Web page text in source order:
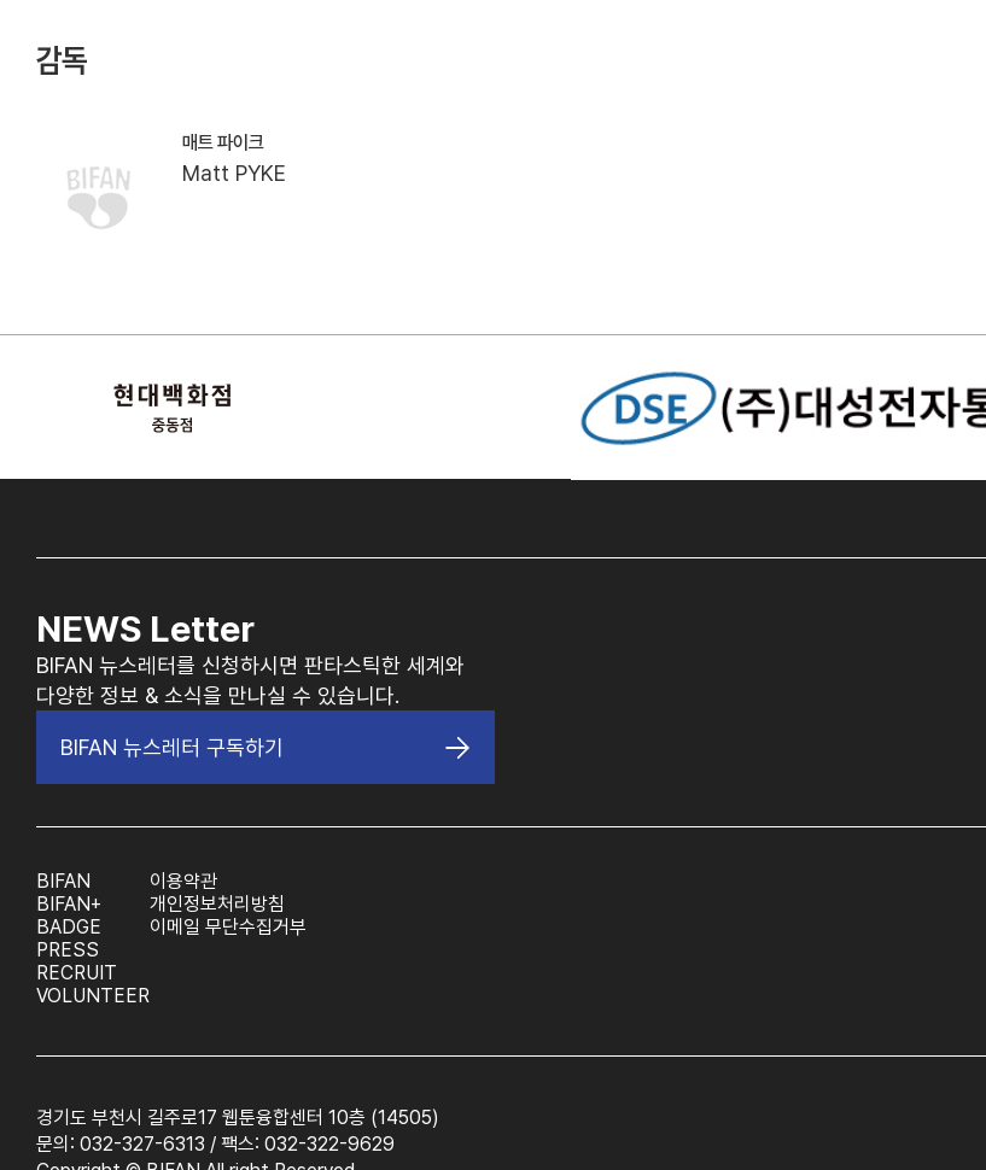
감독
매트 파이크
Matt PYKE
NEWS Letter
BIFAN 뉴스레터를 신청하시면 판타스틱한 세계와
다양한 정보 & 소식을 만나실 수 있습니다.
BIFAN 뉴스레터 구독하기
BIFAN
BIFAN+
BADGE
PRESS
RECRUIT
VOLUNTEER
이용약관
개인정보처리방침
이메일 무단수집거부
경기도 부천시 길주로17 웹툰융합센터 10층 (14505)
문의: 032-327-6313 / 팩스: 032-322-9629